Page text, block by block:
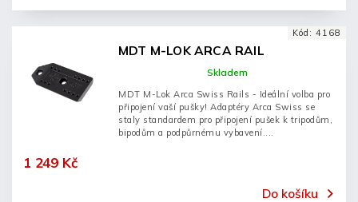
MDT M-LOK ARCA RAIL
Skladem
1 249 Kč
Do košíku
MDT M-Lok Arca Swiss Rails - Ideální volba pro
připojení vaší pušky! Adaptéry Arca Swiss se
staly standardem pro připojení pušek k tripodům,
bipodům a podpůrnému vybavení....
Kód: 4168